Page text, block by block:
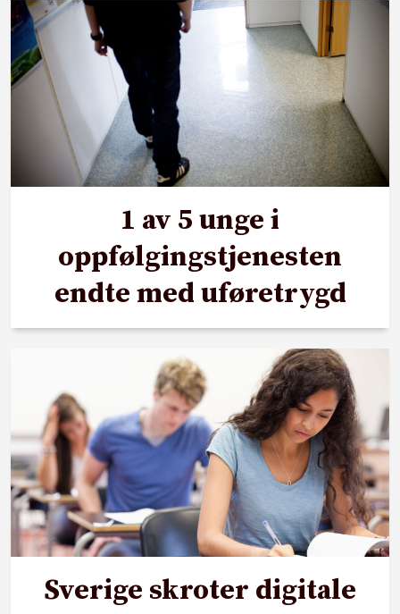
1 av 5 unge i
oppfølgingstjenesten
endte med uføretrygd
Sverige skroter digitale